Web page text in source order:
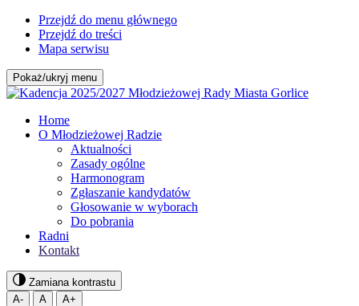
Przejdź do menu głównego
Przejdź do treści
Mapa serwisu
Pokaż/ukryj menu
Home
O Młodzieżowej Radzie
Aktualności
Zasady ogólne
Harmonogram
Zgłaszanie kandydatów
Głosowanie w wyborach
Do pobrania
Radni
Kontakt
Zamiana kontrastu
A-
A A+